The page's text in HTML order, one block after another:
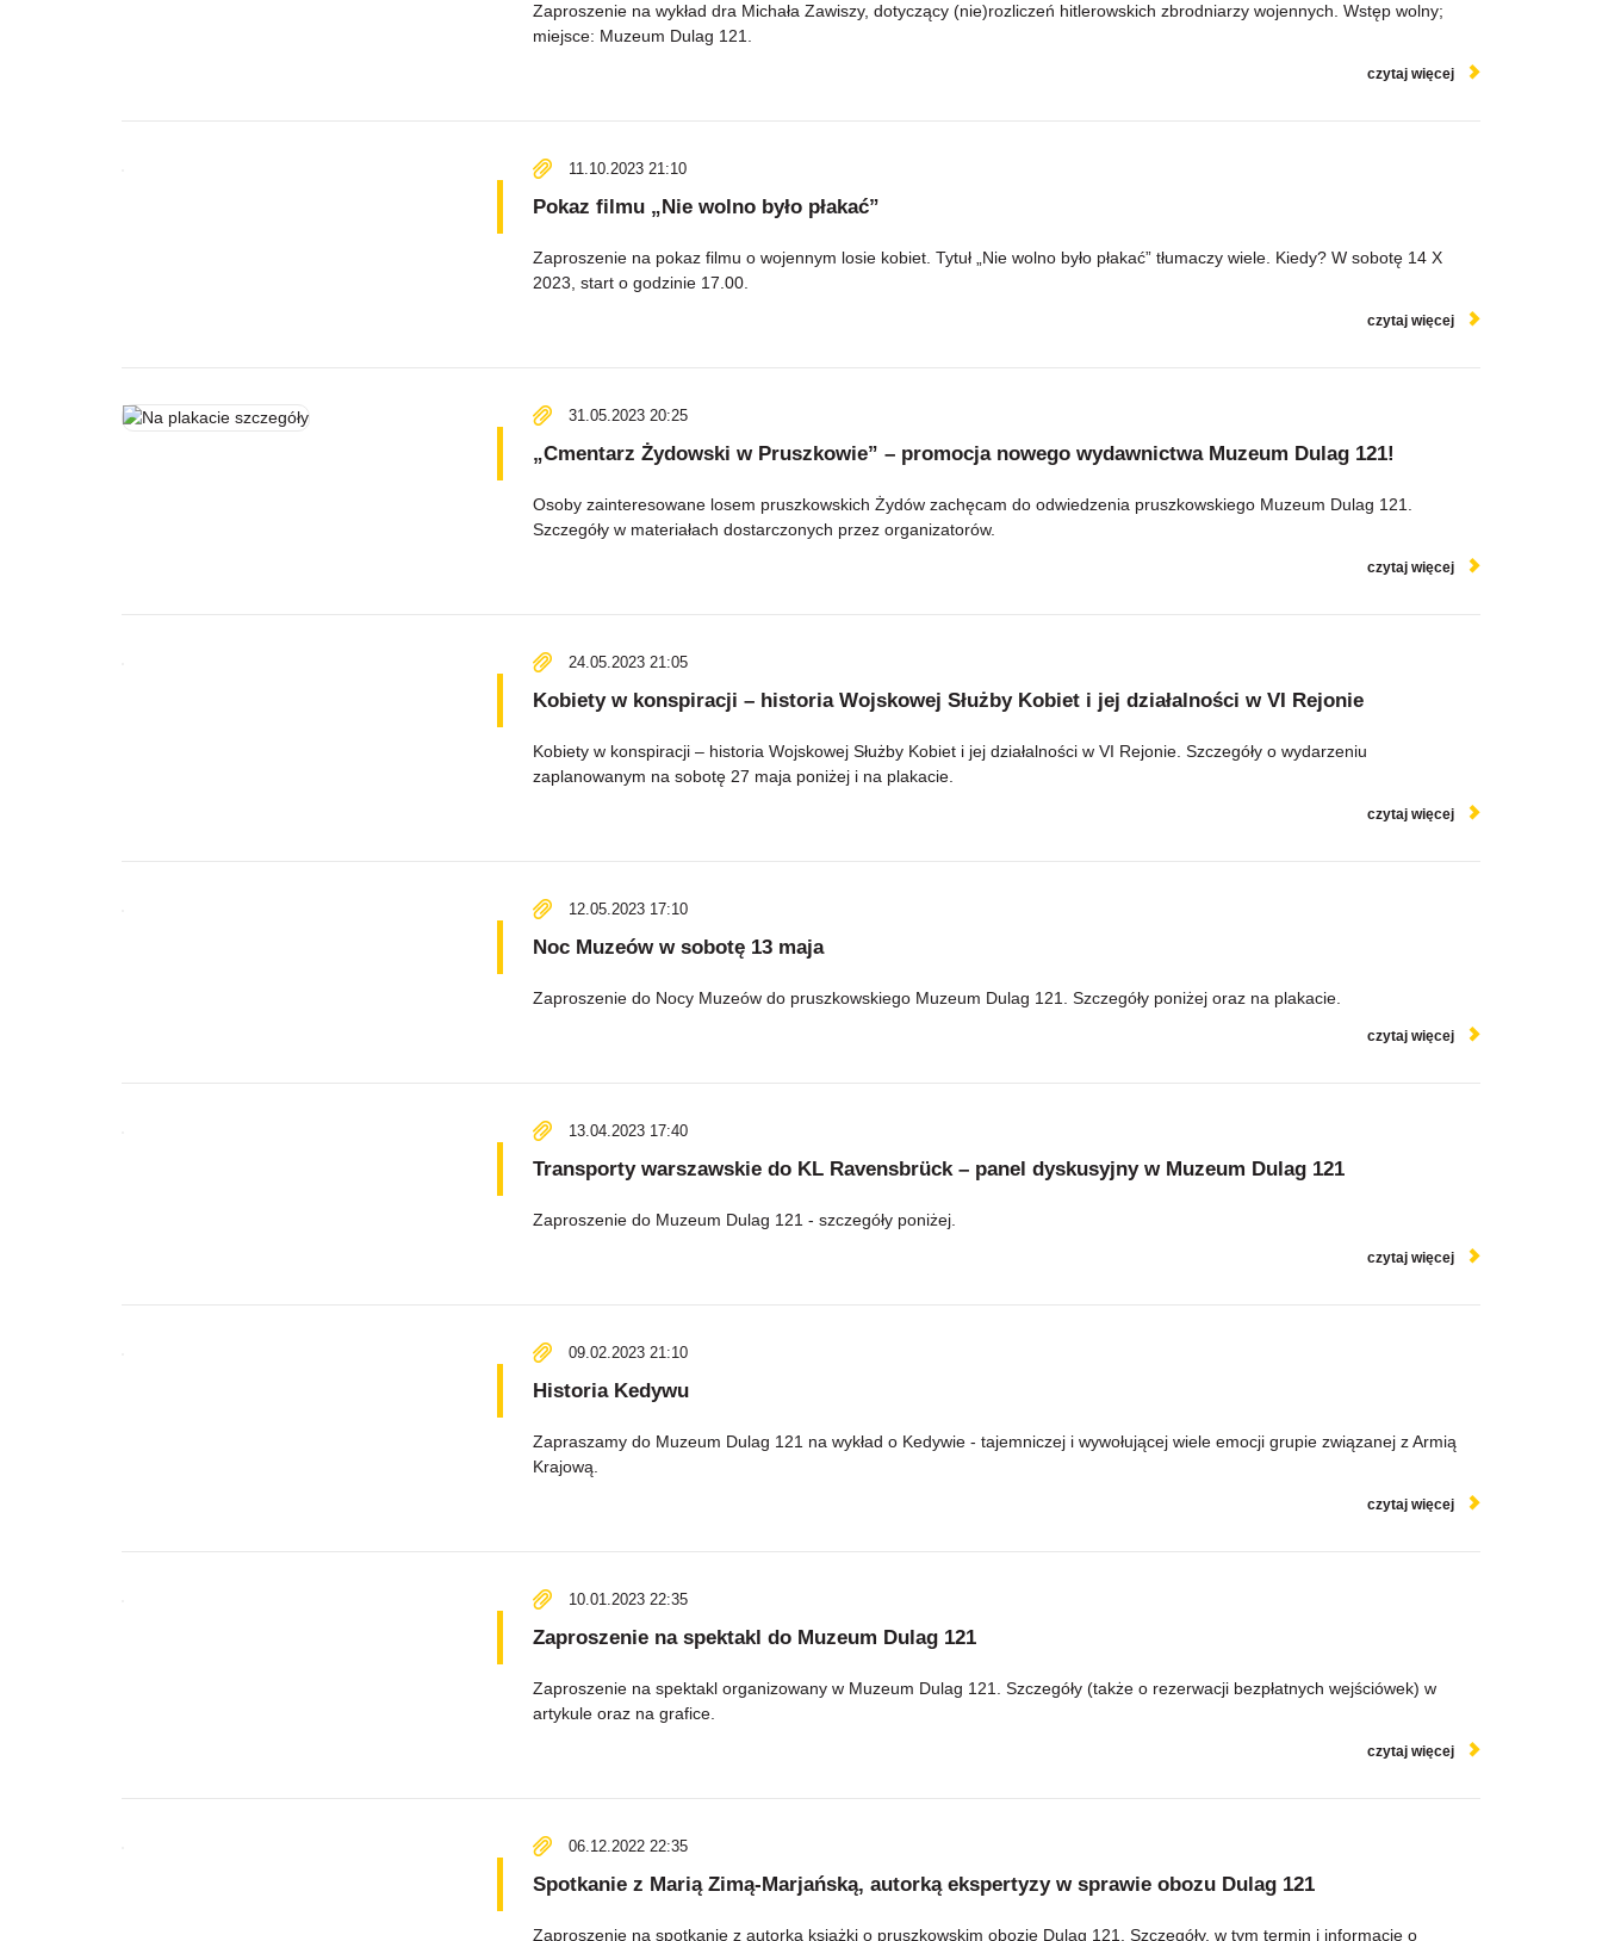
Zaproszenie na wykład dra Michała Zawiszy, dotyczący (nie)rozliczeń hitlerowskich zbrodniarzy wojennych. Wstęp wolny;
miejsce: Muzeum Dulag 121.
czytaj więcej
11.10.2023 21:10
Pokaz filmu „Nie wolno było płakać”
Zaproszenie na pokaz filmu o wojennym losie kobiet. Tytuł „Nie wolno było płakać” tłumaczy wiele. Kiedy? W sobotę 14 X
2023, start o godzinie 17.00.
czytaj więcej
31.05.2023 20:25
„Cmentarz Żydowski w Pruszkowie” – promocja nowego wydawnictwa Muzeum Dulag 121!
Osoby zainteresowane losem pruszkowskich Żydów zachęcam do odwiedzenia pruszkowskiego Muzeum Dulag 121.
Szczegóły w materiałach dostarczonych przez organizatorów.
czytaj więcej
24.05.2023 21:05
Kobiety w konspiracji – historia Wojskowej Służby Kobiet i jej działalności w VI Rejonie
Kobiety w konspiracji – historia Wojskowej Służby Kobiet i jej działalności w VI Rejonie. Szczegóły o wydarzeniu
zaplanowanym na sobotę 27 maja poniżej i na plakacie.
czytaj więcej
12.05.2023 17:10
Noc Muzeów w sobotę 13 maja
Zaproszenie do Nocy Muzeów do pruszkowskiego Muzeum Dulag 121. Szczegóły poniżej oraz na plakacie.
czytaj więcej
13.04.2023 17:40
Transporty warszawskie do KL Ravensbrück – panel dyskusyjny w Muzeum Dulag 121
Zaproszenie do Muzeum Dulag 121 - szczegóły poniżej.
czytaj więcej
09.02.2023 21:10
Historia Kedywu
Zapraszamy do Muzeum Dulag 121 na wykład o Kedywie - tajemniczej i wywołującej wiele emocji grupie związanej z Armią
Krajową.
czytaj więcej
10.01.2023 22:35
Zaproszenie na spektakl do Muzeum Dulag 121
Zaproszenie na spektakl organizowany w Muzeum Dulag 121. Szczegóły (także o rezerwacji bezpłatnych wejściówek) w
artykule oraz na grafice.
czytaj więcej
06.12.2022 22:35
Spotkanie z Marią Zimą-Marjańską, autorką ekspertyzy w sprawie obozu Dulag 121
Zaproszenie na spotkanie z autorką książki o pruszkowskim obozie Dulag 121. Szczegóły, w tym termin i informacje o